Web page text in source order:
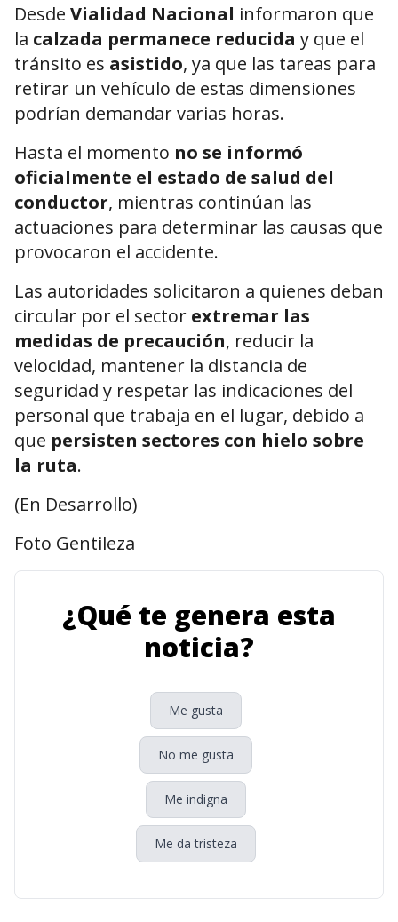
Desde Vialidad Nacional informaron que
la calzada permanece reducida y que el
tránsito es asistido, ya que las tareas para
retirar un vehículo de estas dimensiones
podrían demandar varias horas.
Hasta el momento no se informó
oficialmente el estado de salud del
conductor, mientras continúan las
actuaciones para determinar las causas que
provocaron el accidente.
Las autoridades solicitaron a quienes deban
circular por el sector extremar las
medidas de precaución, reducir la
velocidad, mantener la distancia de
seguridad y respetar las indicaciones del
personal que trabaja en el lugar, debido a
que persisten sectores con hielo sobre
la ruta.
(En Desarrollo)
Foto Gentileza
¿Qué te genera esta
noticia?
Me gusta
No me gusta
Me indigna
Me da tristeza